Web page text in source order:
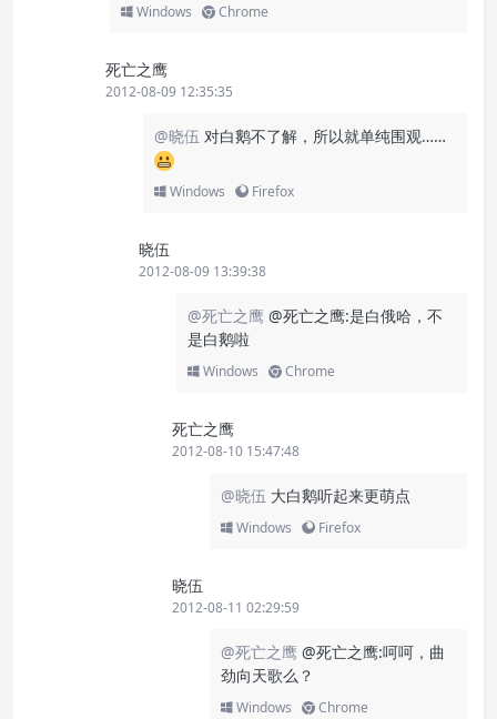
Windows Chrome
死亡之鹰
2012-08-09 12:35:35
@晓伍 对白鹅不了解，所以就单纯围观……
Windows Firefox
晓伍
2012-08-09 13:39:38
@死亡之鹰 @死亡之鹰:是白俄哈，不
是白鹅啦
Windows Chrome
死亡之鹰
2012-08-10 15:47:48
@晓伍 大白鹅听起来更萌点
Windows Firefox
晓伍
2012-08-11 02:29:59
@死亡之鹰 @死亡之鹰:呵呵，曲
劲向天歌么？
Windows Chrome